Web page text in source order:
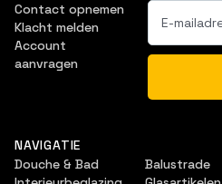
Contact opnemen
Klacht melden
Account
aanvragen
NAVIGATIE
Douche & Bad
Balustrade